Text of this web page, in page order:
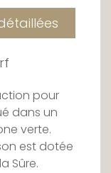
pour
dans un
verte.
est dotée
Sûre.